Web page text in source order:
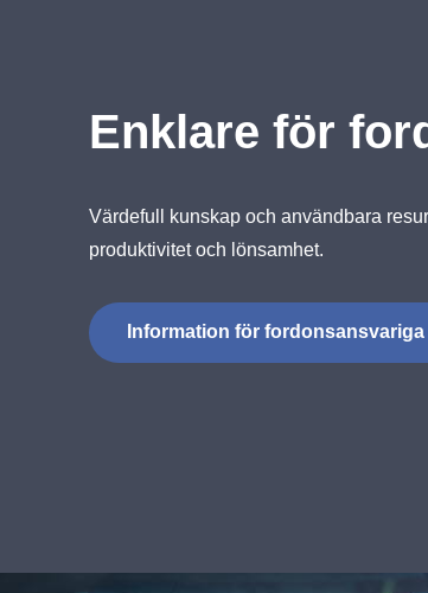
Enklare för
Värdefull kunskap och användbara
produktivitet och lönsamhet.
Information för fordonsansvariga